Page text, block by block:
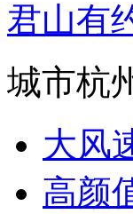
君山有
城市杭
大风
高颜